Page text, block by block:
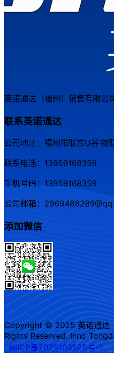
英诺通达（福州）销售有限公
联系英诺通达
公司地址：福州市联东U谷·物
联系电话：13959168359
手机号码：13959168359
公司邮箱：
添加微信
Copyright © 2025 英诺通达
Rights Reserved. Inno
闽ICP备2025103525号-1